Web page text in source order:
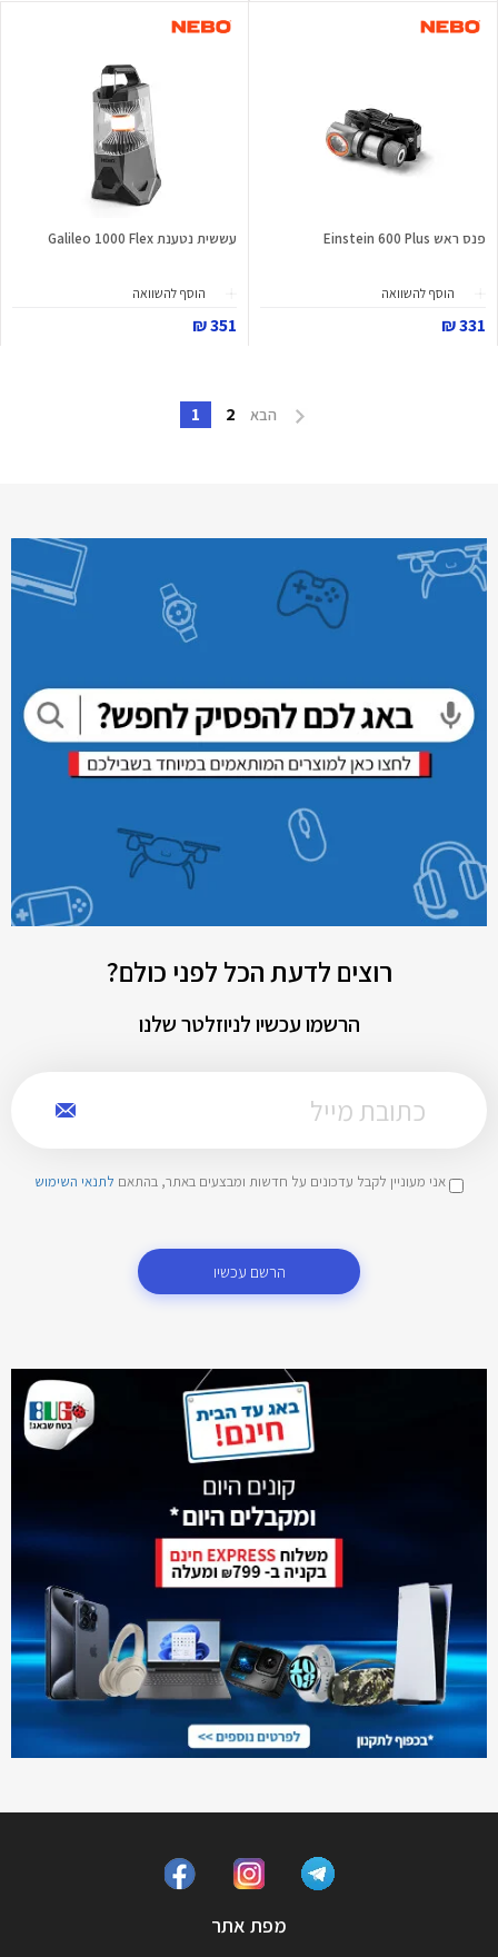
פנס ראש Einstein 600 Plus
הוסף להשוואה
331 ₪
עששית נטענת Galileo 1000 Flex
הוסף להשוואה
351 ₪
הבא 2
1
רוצים לדעת הכל לפני כולם?
הרשמו עכשיו לניוזלטר שלנו
אני מעוניין לקבל עדכונים על חדשות ומבצעים באתר, בהתאם לתנאי השימוש
הרשם עכשיו
מפת אתר